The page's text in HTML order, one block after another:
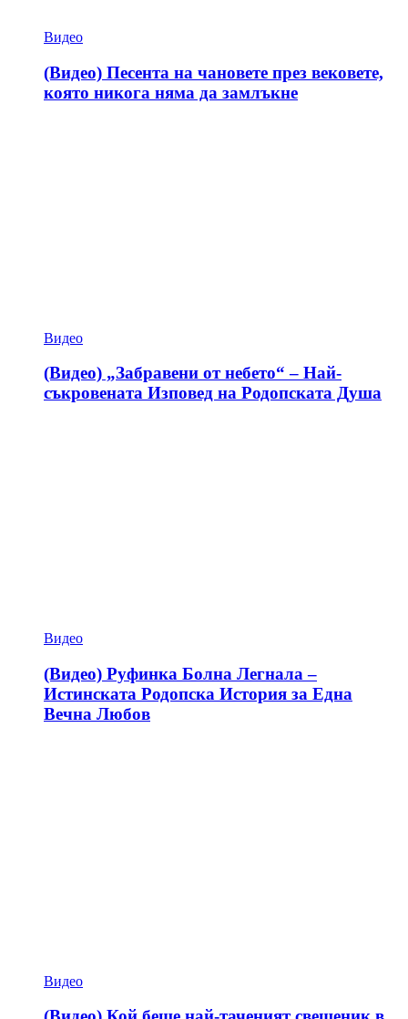
Видео
(Видео) Песента на чановете през вековете,
която никога няма да замлъкне
Видео
(Видео) „Забравени от небето“ – Най-
съкровената Изповед на Родопската Душа
Видео
(Видео) Руфинка Болна Легнала –
Истинската Родопска История за Една
Вечна Любов
Видео